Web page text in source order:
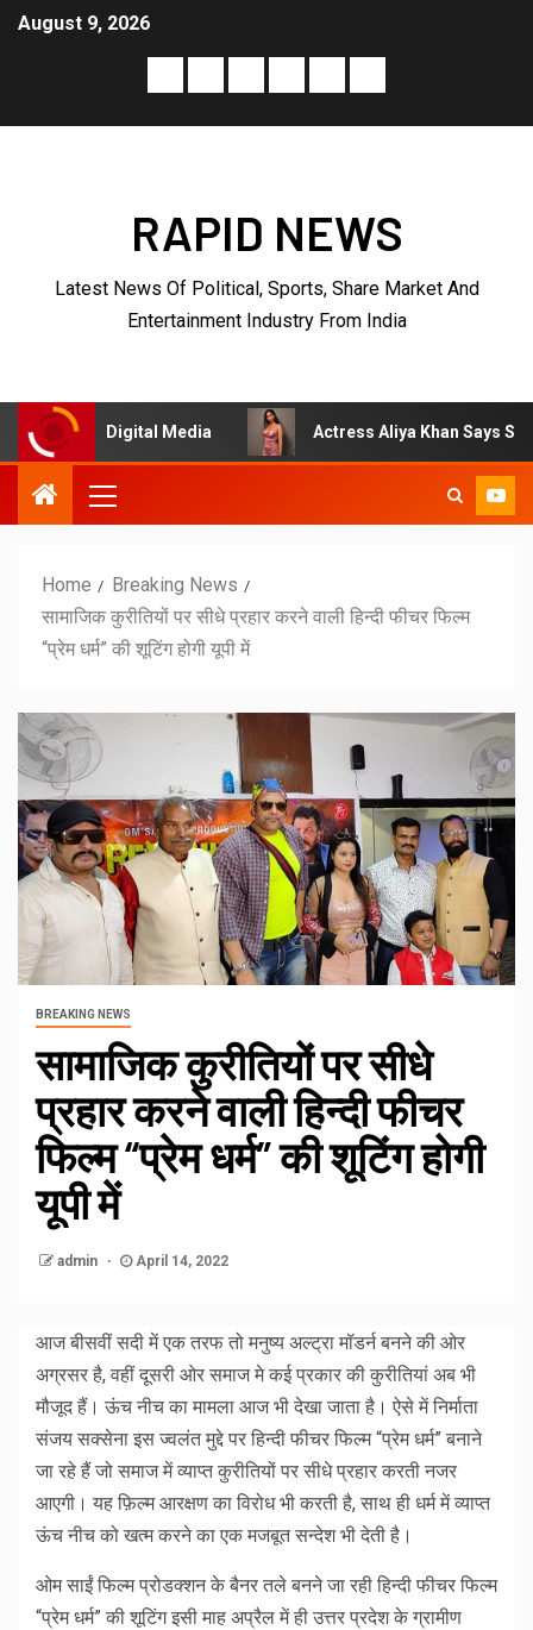
August 9, 2026
RAPID NEWS
Latest News Of Political, Sports, Share Market And
Entertainment Industry From India
Digital Media Actress Aliya Khan Says She Wishes
Home
Breaking News
सामाजिक कुरीतियों पर सीधे प्रहार करने वाली हिन्दी फीचर फिल्म
“प्रेम धर्म” की शूटिंग होगी यूपी में
BREAKING NEWS
सामाजिक कुरीतियों पर सीधे
प्रहार करने वाली हिन्दी फीचर
फिल्म “प्रेम धर्म” की शूटिंग होगी
यूपी में
admin April 14, 2022
आज बीसवीं सदी में एक तरफ तो मनुष्य अल्ट्रा मॉडर्न बनने की ओर
अग्रसर है, वहीं दूसरी ओर समाज मे कई प्रकार की कुरीतियां अब भी
मौजूद हैं। ऊंच नीच का मामला आज भी देखा जाता है। ऐसे में निर्माता
संजय सक्सेना इस ज्वलंत मुद्दे पर हिन्दी फीचर फिल्म “प्रेम धर्म” बनाने
जा रहे हैं जो समाज में व्याप्त कुरीतियों पर सीधे प्रहार करती नजर
आएगी। यह फ़िल्म आरक्षण का विरोध भी करती है, साथ ही धर्म में व्याप्त
ऊंच नीच को खत्म करने का एक मजबूत सन्देश भी देती है।
ओम साईं फिल्म प्रोडक्शन के बैनर तले बनने जा रही हिन्दी फीचर फिल्म
“प्रेम धर्म” की शूटिंग इसी माह अप्रैल में ही उत्तर प्रदेश के ग्रामीण